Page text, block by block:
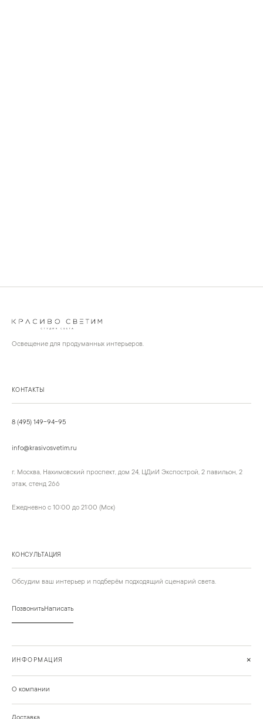
Освещение для продуманных интерьеров.
КОНТАКТЫ
8 (495) 149-94-95
info@krasivosvetim.ru
г. Москва, Нахимовский проспект, дом 24, ЦДиИ Экспострой, 2 павильон, 2
этаж, стенд 266
Ежедневно с 10:00 до 21:00 (Мск)
КОНСУЛЬТАЦИЯ
Обсудим ваш интерьер и подберём подходящий сценарий света.
ПозвонитьНаписать
ИНФОРМАЦИЯ +
О компании